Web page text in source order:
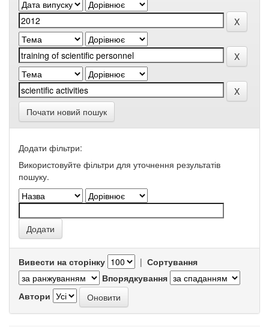
Почати новий пошук
Додати фільтри:
Використовуйте фільтри для уточнення результатів
пошуку.
Вивести на сторінку | Сортування
Впорядкування
Автори